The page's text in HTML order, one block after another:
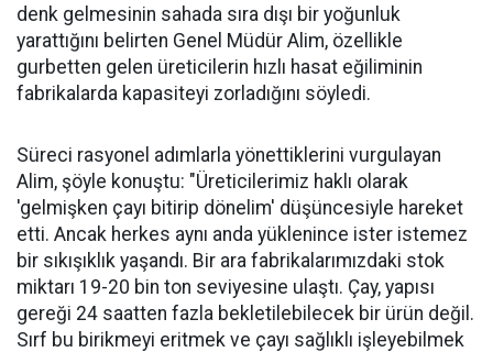
denk gelmesinin sahada sıra dışı bir yoğunluk
yarattığını belirten Genel Müdür Alim, özellikle
gurbetten gelen üreticilerin hızlı hasat eğiliminin
fabrikalarda kapasiteyi zorladığını söyledi.
Süreci rasyonel adımlarla yönettiklerini vurgulayan
Alim, şöyle konuştu: "Üreticilerimiz haklı olarak
'gelmişken çayı bitirip dönelim' düşüncesiyle hareket
etti. Ancak herkes aynı anda yüklenince ister istemez
bir sıkışıklık yaşandı. Bir ara fabrikalarımızdaki stok
miktarı 19-20 bin ton seviyesine ulaştı. Çay, yapısı
gereği 24 saatten fazla bekletilebilecek bir ürün değil.
Sırf bu birikmeyi eritmek ve çayı sağlıklı işleyebilmek